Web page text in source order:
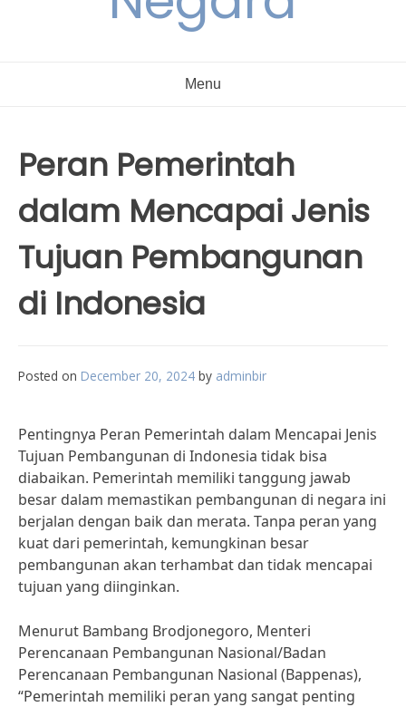
Menu
Peran Pemerintah
dalam Mencapai Jenis
Tujuan Pembangunan
di Indonesia
Posted on December 20, 2024 by adminbir
Pentingnya Peran Pemerintah dalam Mencapai Jenis
Tujuan Pembangunan di Indonesia tidak bisa
diabaikan. Pemerintah memiliki tanggung jawab
besar dalam memastikan pembangunan di negara ini
berjalan dengan baik dan merata. Tanpa peran yang
kuat dari pemerintah, kemungkinan besar
pembangunan akan terhambat dan tidak mencapai
tujuan yang diinginkan.
Menurut Bambang Brodjonegoro, Menteri
Perencanaan Pembangunan Nasional/Badan
Perencanaan Pembangunan Nasional (Bappenas),
“Pemerintah memiliki peran yang sangat penting